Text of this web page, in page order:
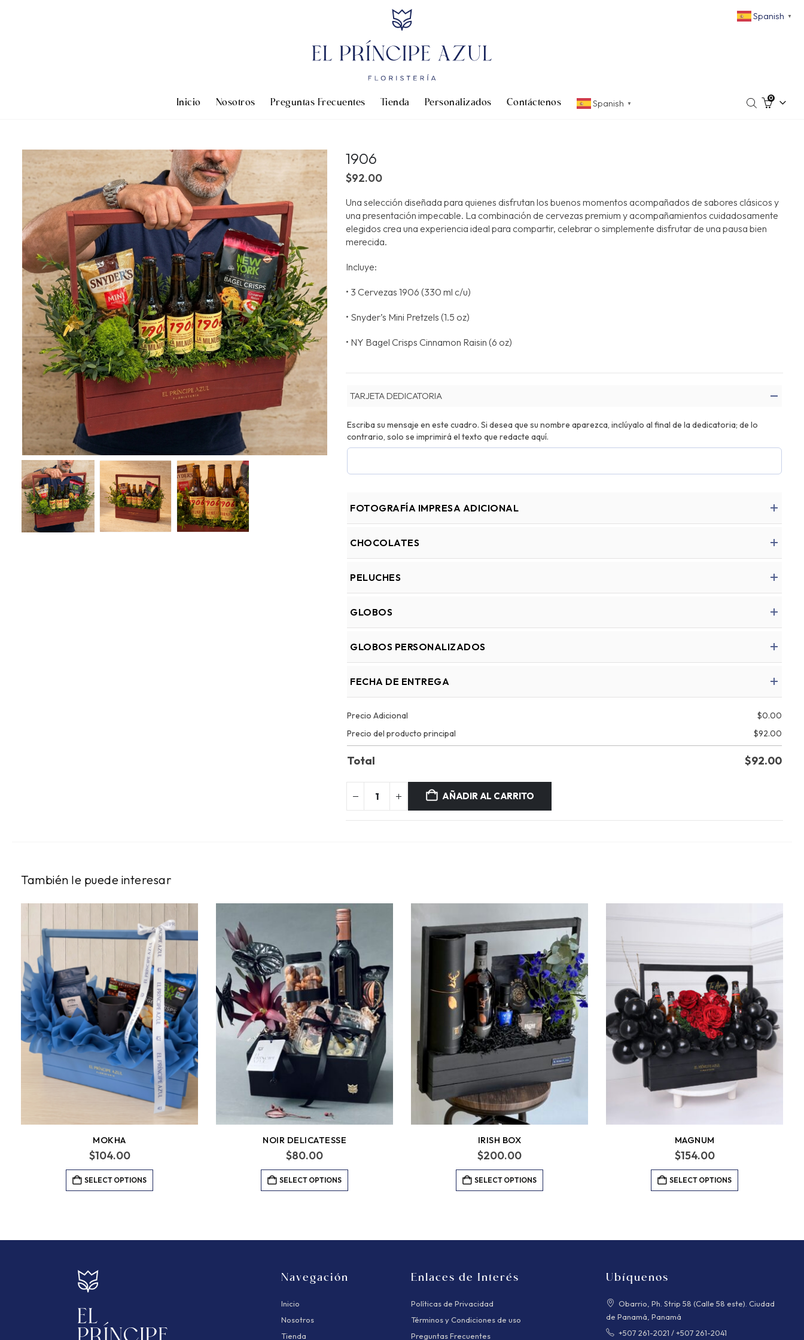
Inicio Nosotros Preguntas Frecuentes Tienda Personalizados Contáctenos Spanish ▼
0
1906
$92.00
Una selección diseñada para quienes disfrutan los buenos momentos acompañados de sabores clásicos y
una presentación impecable. La combinación de cervezas premium y acompañamientos cuidadosamente
elegidos crea una experiencia ideal para compartir, celebrar o simplemente disfrutar de una pausa bien
merecida.
Incluye:
• 3 Cervezas 1906 (330 ml c/u)
• Snyder’s Mini Pretzels (1.5 oz)
• NY Bagel Crisps Cinnamon Raisin (6 oz)
TARJETA DEDICATORIA
Escriba su mensaje en este cuadro. Si desea que su nombre aparezca, inclúyalo al final de la dedicatoria; de lo
contrario, solo se imprimirá el texto que redacte aquí.
FOTOGRAFÍA IMPRESA ADICIONAL
CHOCOLATES
PELUCHES
GLOBOS
GLOBOS PERSONALIZADOS
FECHA DE ENTREGA
Precio Adicional $0.00
Precio del producto principal
$92.00
Total $92.00
AÑADIR AL CARRITO
También le puede interesar
MOKHA
$104.00
SELECT OPTIONS
NOIR DELICATESSE
$80.00
SELECT OPTIONS
IRISH BOX
$200.00
SELECT OPTIONS
MAGNUM
$154.00
SELECT OPTIONS
Navegación
Inicio
Nosotros
Tienda
Enlaces de Interés
Políticas de Privacidad
Términos y Condiciones de uso
Preguntas Frecuentes
Ubíquenos
Obarrio, Ph. Strip 58 (Calle 58 este). Ciudad
de Panamá, Panamá
+507 261-2021 /+507 261-2041
Spanish ▼